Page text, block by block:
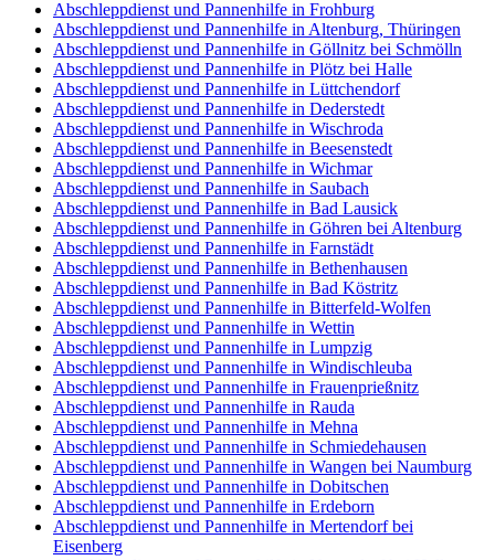
Abschleppdienst und Pannenhilfe in Frohburg
Abschleppdienst und Pannenhilfe in Altenburg, Thüringen
Abschleppdienst und Pannenhilfe in Göllnitz bei Schmölln
Abschleppdienst und Pannenhilfe in Plötz bei Halle
Abschleppdienst und Pannenhilfe in Lüttchendorf
Abschleppdienst und Pannenhilfe in Dederstedt
Abschleppdienst und Pannenhilfe in Wischroda
Abschleppdienst und Pannenhilfe in Beesenstedt
Abschleppdienst und Pannenhilfe in Wichmar
Abschleppdienst und Pannenhilfe in Saubach
Abschleppdienst und Pannenhilfe in Bad Lausick
Abschleppdienst und Pannenhilfe in Göhren bei Altenburg
Abschleppdienst und Pannenhilfe in Farnstädt
Abschleppdienst und Pannenhilfe in Bethenhausen
Abschleppdienst und Pannenhilfe in Bad Köstritz
Abschleppdienst und Pannenhilfe in Bitterfeld-Wolfen
Abschleppdienst und Pannenhilfe in Wettin
Abschleppdienst und Pannenhilfe in Lumpzig
Abschleppdienst und Pannenhilfe in Windischleuba
Abschleppdienst und Pannenhilfe in Frauenprießnitz
Abschleppdienst und Pannenhilfe in Rauda
Abschleppdienst und Pannenhilfe in Mehna
Abschleppdienst und Pannenhilfe in Schmiedehausen
Abschleppdienst und Pannenhilfe in Wangen bei Naumburg
Abschleppdienst und Pannenhilfe in Dobitschen
Abschleppdienst und Pannenhilfe in Erdeborn
Abschleppdienst und Pannenhilfe in Mertendorf bei
Eisenberg